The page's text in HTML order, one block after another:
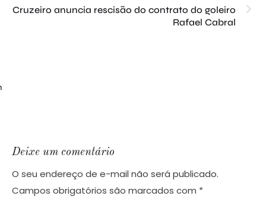
Cruzeiro anuncia rescisão do contrato do goleiro
Rafael Cabral
Deixe um comentário
O seu endereço de e-mail não será publicado.
Campos obrigatórios são marcados com *